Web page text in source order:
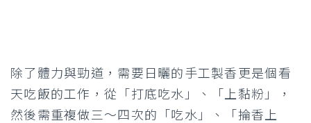
除了體力與勁道，需要日曬的手工製香更是個看
天吃飯的工作，從「打底吃水」、「上黏粉」，
然後需重複做三～四次的「吃水」、「掄香上